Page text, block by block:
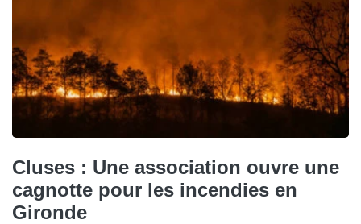
Cluses : Une association ouvre une
cagnotte pour les incendies en
Gironde